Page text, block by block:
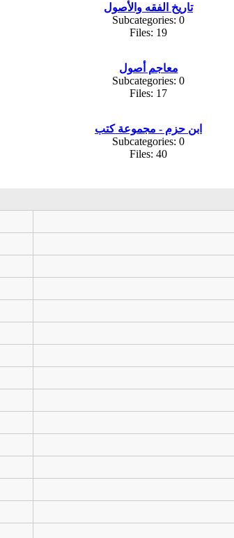
تاريخ الفقه والأصول
Subcategories: 0
Files: 19
معاجم أصول
Subcategories: 0
Files: 17
ابن حزم - مجموعة كتب
Subcategories: 0
Files: 40